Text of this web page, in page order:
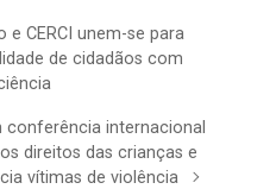
e CERCI unem-se para
de cidadãos com
conferência internacional
direitos das crianças e
vítimas de violência